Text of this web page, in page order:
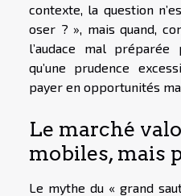
contexte, la question
oser ? », mais quand,
l’audace mal
qu’une prudence
payer en opportunités
Le marché
mobiles, mais
Le mythe du « grand